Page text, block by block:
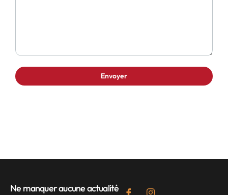
Ne manquer aucune actualité